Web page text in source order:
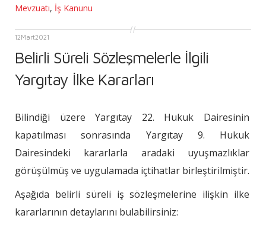
Mevzuatı, İş Kanunu
12Mart2021
Belirli Süreli Sözleşmelerle İlgili
Yargıtay İlke Kararları
Bilindiği üzere Yargıtay 22. Hukuk Dairesinin
kapatılması sonrasında Yargıtay 9. Hukuk
Dairesindeki kararlarla aradaki uyuşmazlıklar
görüşülmüş ve uygulamada içtihatlar birleştirilmiştir.
Aşağıda belirli süreli iş sözleşmelerine ilişkin ilke
kararlarının detaylarını bulabilirsiniz: